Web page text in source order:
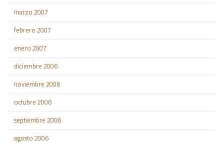
marzo 2007
febrero 2007
enero 2007
diciembre 2006
noviembre 2006
octubre 2006
septiembre 2006
agosto 2006